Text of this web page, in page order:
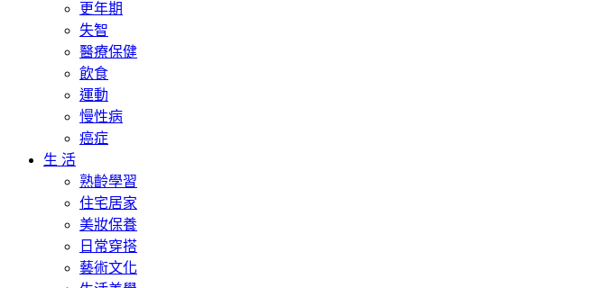
更年期
失智
醫療保健
飲食
運動
慢性病
癌症
生 活
熟齡學習
住宅居家
美妝保養
日常穿搭
藝術文化